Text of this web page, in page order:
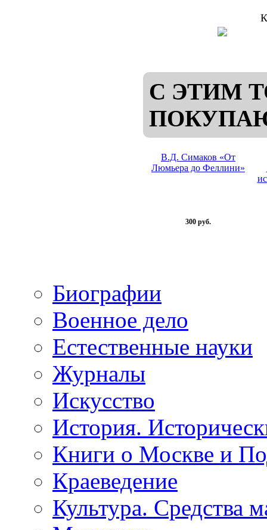
С ЭТИМ
В.Д. Симаков «От
Люмьера до Феллини»
300 руб.
Биографии
Военное дело
Естественные науки
Журналы
Искусство
История.
Книги о Москве и
Краеведение
Культура. Средства